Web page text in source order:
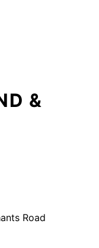
&
Road